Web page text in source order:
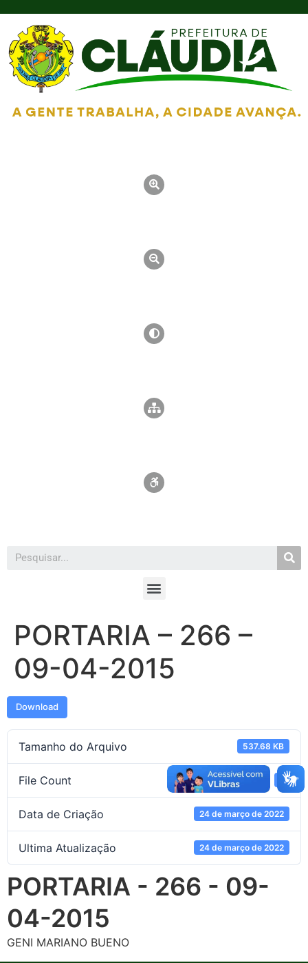
PORTARIA – 266 –
09-04-2015
Download
Tamanho do Arquivo 537.68 KB
File Count 1
Data de Criação 24 de março de 2022
Ultima Atualização 24 de março de 2022
PORTARIA - 266 - 09-
04-2015
GENI MARIANO BUENO